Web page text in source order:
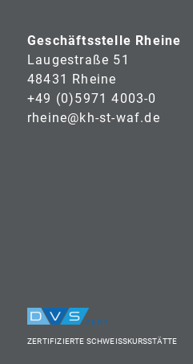
Geschäftsstelle Rheine
Laugestraße 51
48431 Rheine
+49 (0)5971 4003-0
rheine@kh-st-waf.de
ZERTIFIZIERTE SCHWEISSKURSSTÄTTE